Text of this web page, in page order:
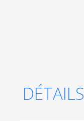
DÉTAILS